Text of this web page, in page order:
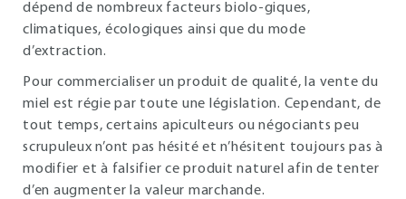
dépend de nombreux facteurs biolo-giques,
climatiques, écologiques ainsi que du mode
d’extraction.
Pour commercialiser un produit de qualité, la vente du
miel est régie par toute une législation. Cependant, de
tout temps, certains apiculteurs ou négociants peu
scrupuleux n’ont pas hésité et n’hésitent toujours pas à
modifier et à falsifier ce produit naturel afin de tenter
d’en augmenter la valeur marchande.